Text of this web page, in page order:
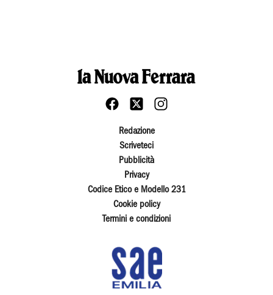
Redazione
Scriveteci
Pubblicità
Privacy
Codice Etico e Modello 231
Cookie policy
Termini e condizioni